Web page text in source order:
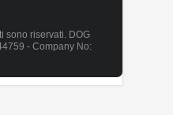
sono riservati. DOG
- Company No: